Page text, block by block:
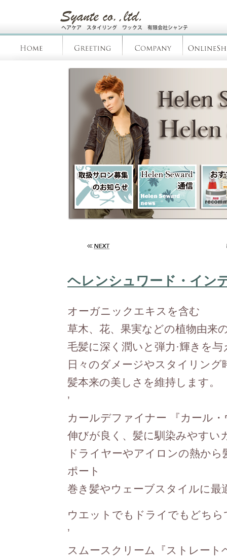
ヘレンシュワード・イン
オーガニックエキスを含む
草木、花、果実などの植物由来
毛髪に深く潤いと弾力·輝きを
日々のダメージやスタイリン
髪本来の美しさを維持します。
’
カールデファイナー 『カール
伸びが良く、髪に馴染みやすい
ドライヤーやアイロンの熱か
ポート
巻き髪やウェーブスタイルに最
ウエットでもドライでもどち
’
スムースクリーム『ストレート